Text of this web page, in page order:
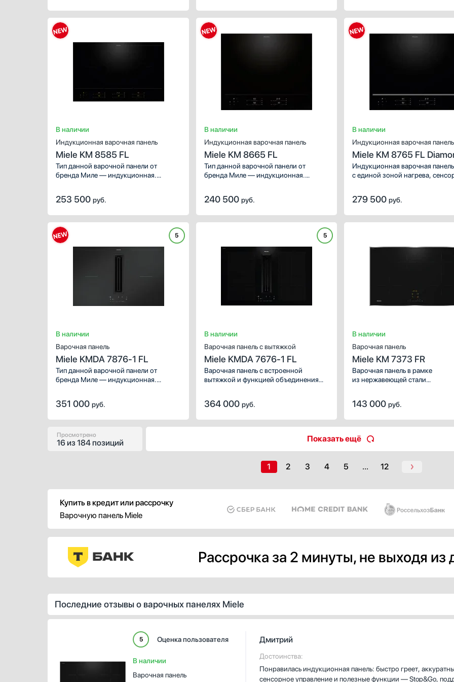
быстрому нагреву.
В наличии
Индукционная варочная панель
Miele KM 8585 FL
Тип данной варочной панели от
бренда Миле — индукционная.
кулинарных умений. Обратите
нагрева, которые помогут
разнообразить повседневное меню:
Индукция, Зона объединения
конфорок (FlexZone).
253 500 руб.
В наличии
Индукционная варочная панель
Miele KM 8665 FL
Тип данной варочной панели от
бренда Миле — индукционная.
кулинарных умений. Обратите
нагрева, которые помогут
разнообразить повседневное меню:
240 500 руб.
В наличии
Индукционная варочная панель
Miele KM 8765 FL
Индукционная варочная панель
с единой зоной нагрева,
279 500 руб.
5
В наличии
Варочная панель
Miele KMDA 7876-1 FL
Тип данной варочной панели от
бренда Миле — индукционная.
кулинарных умений. Обратите
разнообразить повседневное меню:
Индукция, Зона объединения
конфорок (FlexZone). Благодаря
которое можно также преобразовать в
рабочую поверхность.
351 000 руб.
5
В наличии
Варочная панель с вытяжкой
Miele KMDA 7676-1 FL
Варочная панель с встроенной
вытяжкой и функцией объединения
364 000 руб.
В наличии
Варочная панель
Miele KM 7373 FR
Варочная панель в рамке
из нержавеющей стали
объединить конфорки для
143 000 руб.
Просмотрено
16 из184 позиций Показать ещё
1 2 3 4 5 ... 12
Купить в кредит или рассрочку
Варочную панель Miele
Рассрочка за 2 минуты, не выходя из
Последние отзывы о варочных панелях Miele
5 Оценка пользователя
В наличии
Варочная панель
Дмитрий
Достоинства:
Понравилась индукционная панель: быстро греет,
сенсорное управление и полезные функции — Stop&Go,